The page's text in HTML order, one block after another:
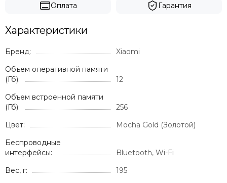
Оплата Гарантия
Характеристики
Бренд:
Xiaomi
Объем оперативной памяти
(Гб):
12
Объем встроенной памяти
(Гб):
256
Цвет:
Mocha Gold (Золотой)
Беспроводные
интерфейсы:
Bluetooth, Wi-Fi
Вес, г:
195